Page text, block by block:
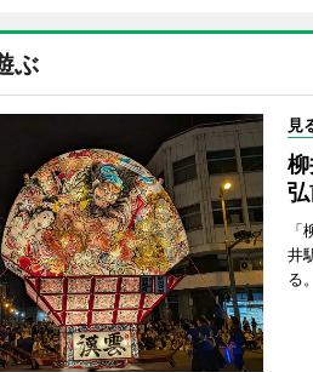
ぶ
見
井
る。